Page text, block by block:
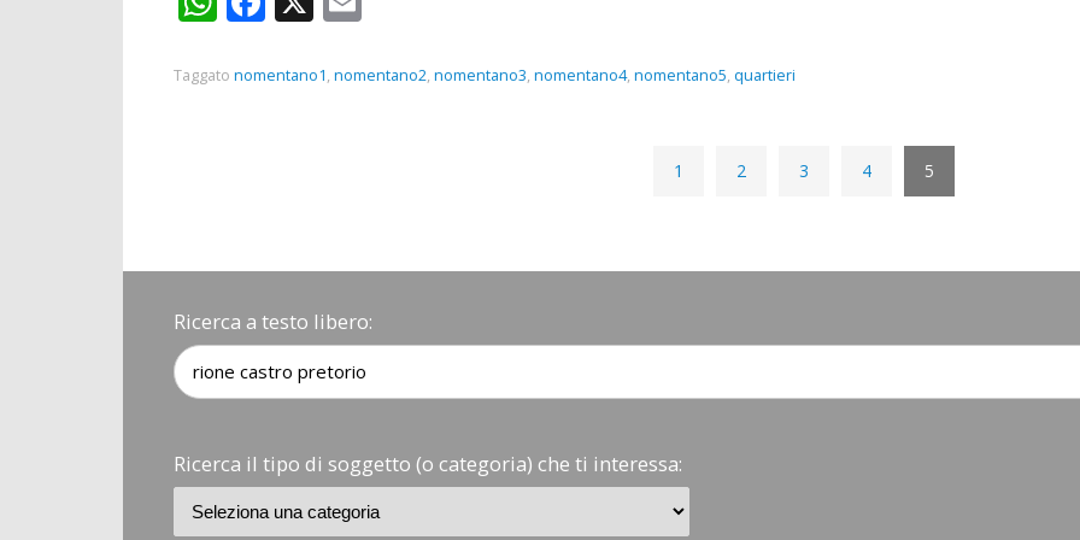
Taggato nomentano1, nomentano2, nomentano3, nomentano4, nomentano5, quartieri
1 2 3 4 5
Ricerca a testo libero:
Ricerca il tipo di soggetto (o categoria) che ti interessa: